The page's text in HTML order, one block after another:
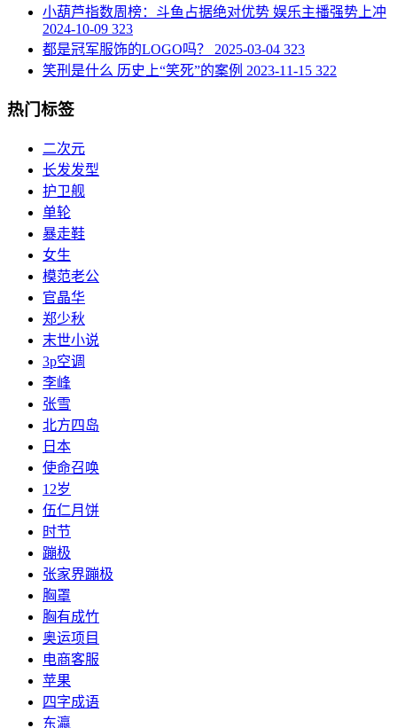
​小葫芦指数周榜：斗鱼占据绝对优势 娱乐主播强势上冲
2024-10-09 323
​都是冠军服饰的LOGO吗？
2025-03-04 323
​笑刑是什么 历史上“笑死”的案例 2023-11-15 322
热门标签
二次元
长发发型
护卫舰
单轮
​暴走鞋
​女生
​模范老公
官晶华
​郑少秋
​末世小说
​3p空调
​李峰
张雪
北方四岛
​日本
​使命召唤
​12岁
​伍仁月饼
​时节
蹦极
​张家界蹦极
​胸罩
​胸有成竹
​奥运项目
​电商客服
​苹果
四字成语
​东瀛